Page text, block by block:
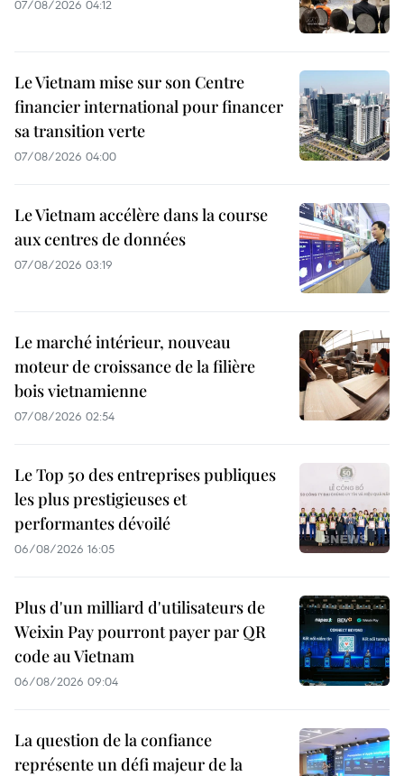
07/08/2026 04:12
Le Vietnam mise sur son Centre
financier international pour financer
sa transition verte
07/08/2026 04:00
Le Vietnam accélère dans la course
aux centres de données
07/08/2026 03:19
Le marché intérieur, nouveau
moteur de croissance de la filière
bois vietnamienne
07/08/2026 02:54
Le Top 50 des entreprises publiques
les plus prestigieuses et
performantes dévoilé
06/08/2026 16:05
Plus d'un milliard d'utilisateurs de
Weixin Pay pourront payer par QR
code au Vietnam
06/08/2026 09:04
La question de la confiance
représente un défi majeur de la